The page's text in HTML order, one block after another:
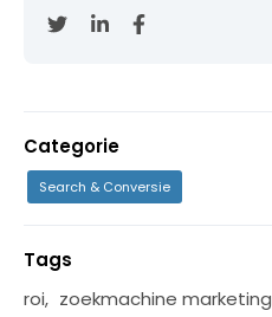
Categorie
Search & Conversie
Tags
roi, zoekmachine marketing